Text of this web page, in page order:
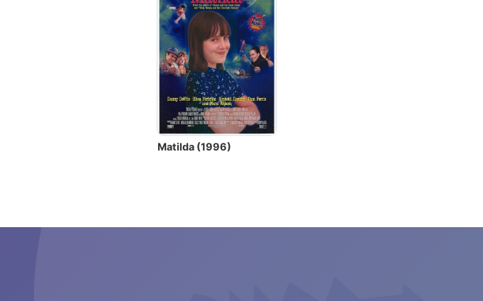
Matilda (1996)